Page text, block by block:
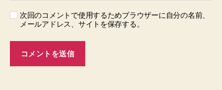
次回のコメントで使用するためブラウザーに自分の名前、
メールアドレス、サイトを保存する。